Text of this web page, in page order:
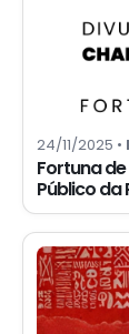
24/11/2025 •
Fortuna
Público da